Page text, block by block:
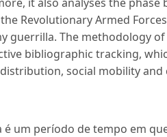
Revolutionary Armed
guerrilla. The methodology
bibliographic tracking,
social mobility and
é um período de tempo em